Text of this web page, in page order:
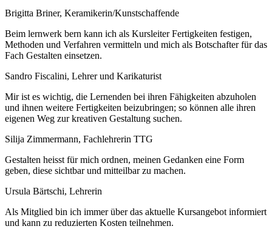
Brigitta Briner, Keramikerin/Kunstschaffende
Beim lernwerk bern kann ich als Kursleiter Fertigkeiten festigen,
Methoden und Verfahren vermitteln und mich als Botschafter für das
Fach Gestal­ten einsetzen.
Sandro Fiscalini, Lehrer und Karikaturist
Mir ist es wichtig, die Lernenden bei ihren Fähigkeiten abzuholen
und ihnen weitere Fertigkeiten beizubringen; so können alle ihren
eigenen Weg zur kreativen Gestaltung suchen.
Silija Zimmermann, Fachlehrerin TTG
Gestalten heisst für mich ordnen, meinen Gedanken eine Form
geben, diese sichtbar und mitteilbar zu machen.
Ursula Bärtschi, Lehrerin
Als Mitglied bin ich immer über das aktuelle Kursangebot informiert
und kann zu reduzierten Kosten teilnehmen.